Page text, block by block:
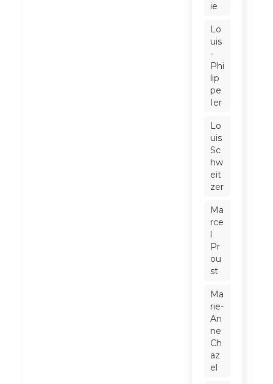
ie
Lo
uis
-
Phi
lip
pe
Ier
Lo
uis
Sc
hw
eit
zer
Ma
rce
l
Pr
ou
st
Ma
rie-
An
ne
Ch
az
el